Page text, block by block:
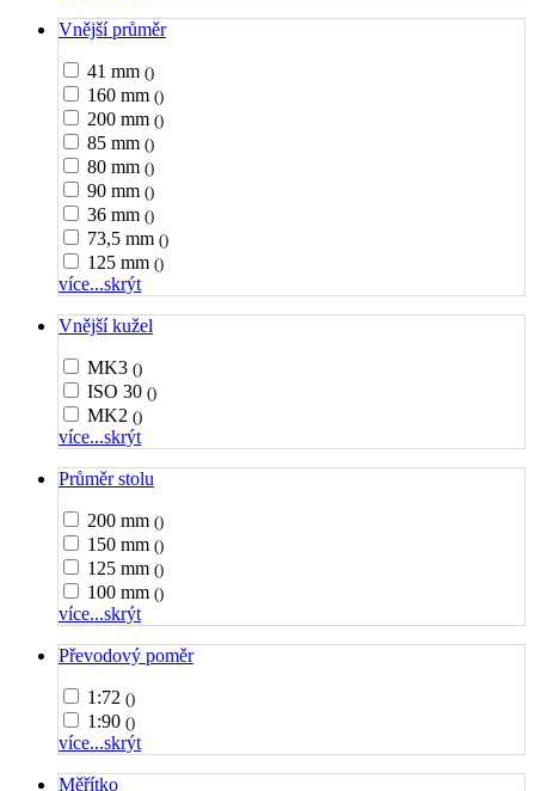
Vnější průměr
41 mm ()
160 mm ()
200 mm ()
85 mm ()
80 mm ()
90 mm ()
36 mm ()
73,5 mm ()
125 mm ()
více...skrýt
Vnější kužel
MK3 ()
ISO 30 ()
MK2 ()
více...skrýt
Průměr stolu
200 mm ()
150 mm ()
125 mm ()
100 mm ()
více...skrýt
Převodový poměr
1:72 ()
1:90 ()
více...skrýt
Měřítko